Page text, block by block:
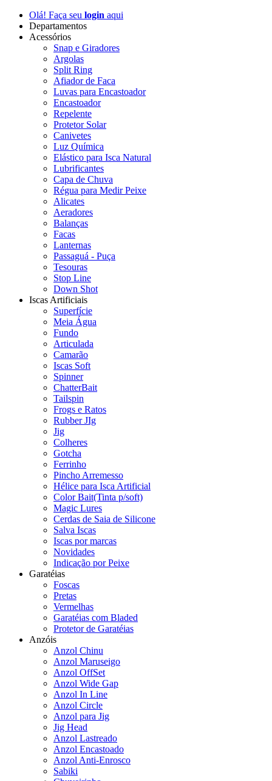
Olá! Faça seu login aqui
Departamentos
Acessórios
Snap e Giradores
Argolas
Split Ring
Afiador de Faca
Luvas para Encastoador
Encastoador
Repelente
Protetor Solar
Canivetes
Luz Química
Elástico para Isca Natural
Lubrificantes
Capa de Chuva
Régua para Medir Peixe
Alicates
Aeradores
Balanças
Facas
Lanternas
Passaguá - Puça
Tesouras
Stop Line
Down Shot
Iscas Artificiais
Superfície
Meia Água
Fundo
Articulada
Camarão
Iscas Soft
Spinner
ChatterBait
Tailspin
Frogs e Ratos
Rubber JIg
Jig
Colheres
Gotcha
Ferrinho
Pincho Arremesso
Hélice para Isca Artificial
Color Bait(Tinta p/soft)
Magic Lures
Cerdas de Saia de Silicone
Salva Iscas
Iscas por marcas
Novidades
Indicação por Peixe
Garatéias
Foscas
Pretas
Vermelhas
Garatéias com Bladed
Protetor de Garatéias
Anzóis
Anzol Chinu
Anzol Maruseigo
Anzol OffSet
Anzol Wide Gap
Anzol In Line
Anzol Circle
Anzol para Jig
Jig Head
Anzol Lastreado
Anzol Encastoado
Anzol Anti-Enrosco
Sabiki